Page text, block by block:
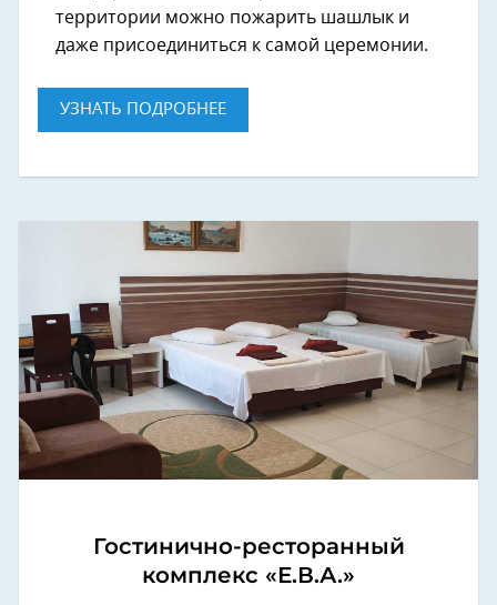
территории можно пожарить шашлык и
даже присоединиться к самой церемонии.
УЗНАТЬ ПОДРОБНЕЕ
Гостинично-ресторанный
комплекс «Е.В.А.»